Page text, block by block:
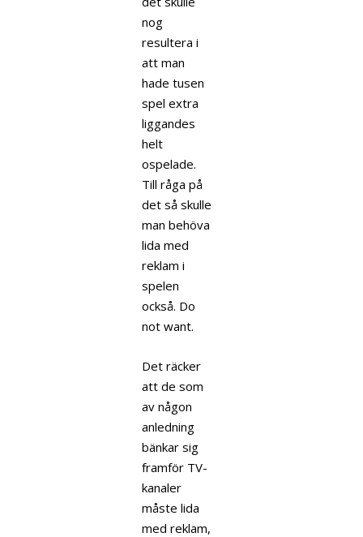
nog
resultera i
att man
hade tusen
spel extra
liggandes
helt
ospelade.
Till råga på
det så skulle
man behöva
lida med
reklam i
spelen
också. Do
not want.
Det räcker
att de som
av någon
anledning
bänkar sig
framför TV-
kanaler
måste lida
med reklam,